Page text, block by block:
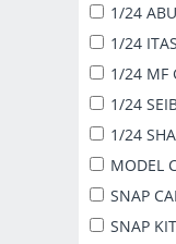
1/24
1/24
1/24 MF
1/24
1/24
MODEL
SNAP
SNAP KIT